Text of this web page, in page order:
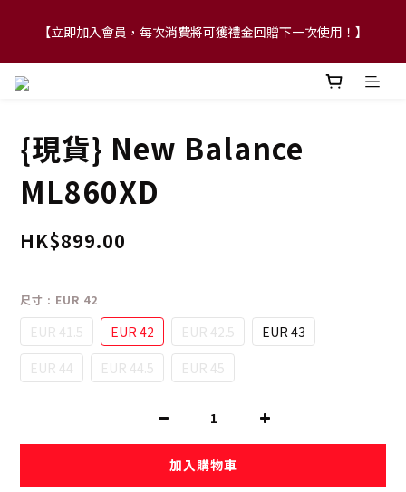
【FLASH SALE 兩件指定現貨產品即享88折】
【立即加入會員，每次消費將可獲禮金回贈下一次使用！】
【FLASH SALE 兩件指定現貨產品即享88折】
{現貨} New Balance
ML860XD
HK$899.00
尺寸 : EUR 42
EUR 41.5 EUR 42 EUR 42.5
EUR 43
EUR 44
EUR 44.5 EUR 45
加入購物車